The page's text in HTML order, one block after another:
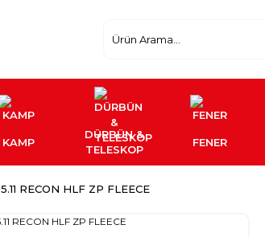
KAMP
DÜRBÜN &
TELESKOP
FENER
5.11 RECON HLF ZP FLEECE